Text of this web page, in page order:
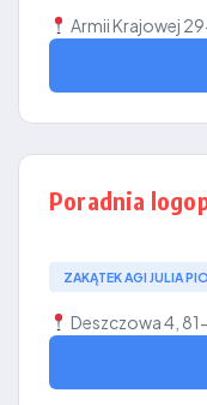
Armii Krajowej
Poradnia
ZAKĄTEK AGI JULIA
Deszczowa 4,